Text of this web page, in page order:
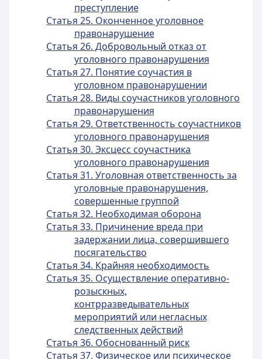
преступление
Статья 25. Оконченное уголовное
правонарушение
Статья 26. Добровольный отказ от
уголовного правонарушения
Статья 27. Понятие соучастия в
уголовном правонарушении
Статья 28. Виды соучастников уголовного
правонарушения
Статья 29. Ответственность соучастников
уголовного правонарушения
Статья 30. Эксцесс соучастника
уголовного правонарушения
Статья 31. Уголовная ответственность за
уголовные правонарушения,
совершенные группой
Статья 32. Необходимая оборона
Статья 33. Причинение вреда при
задержании лица, совершившего
посягательство
Статья 34. Крайняя необходимость
Статья 35. Осуществление оперативно-
розыскных,
контрразведывательных
мероприятий или негласных
следственных действий
Статья 36. Обоснованный риск
Статья 37. Физическое или психическое